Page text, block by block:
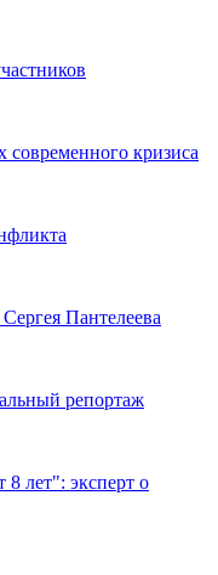
современного кризиса
Пантелеева
репортаж
лет": эксперт о